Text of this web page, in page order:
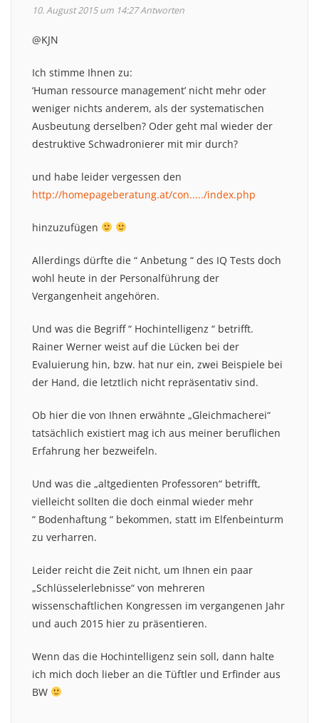
10. August 2015 um 14:27Antworten
@KJN
Ich stimme Ihnen zu:
‘Human ressource management’ nicht mehr oder
weniger nichts anderem, als der systematischen
Ausbeutung derselben? Oder geht mal wieder der
destruktive Schwadronierer mit mir durch?
und habe leider vergessen den
http://homepageberatung.at/con...../index.php
hinzuzufügen
Allerdings dürfte die “ Anbetung “ des IQ Tests doch
wohl heute in der Personalführung der
Vergangenheit angehören.
Und was die Begriff “ Hochintelligenz “ betrifft.
Rainer Werner weist auf die Lücken bei der
Evaluierung hin, bzw. hat nur ein, zwei Beispiele bei
der Hand, die letztlich nicht repräsentativ sind.
Ob hier die von Ihnen erwähnte „Gleichmacherei“
tatsächlich existiert mag ich aus meiner beruflichen
Erfahrung her bezweifeln.
Und was die „altgedienten Professoren“ betrifft,
vielleicht sollten die doch einmal wieder mehr
“ Bodenhaftung “ bekommen, statt im Elfenbeinturm
zu verharren.
Leider reicht die Zeit nicht, um Ihnen ein paar
„Schlüsselerlebnisse“ von mehreren
wissenschaftlichen Kongressen im vergangenen Jahr
und auch 2015 hier zu präsentieren.
Wenn das die Hochintelligenz sein soll, dann halte
ich mich doch lieber an die Tüftler und Erfinder aus
BW